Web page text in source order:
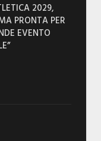
2029,
PRONTA PER
EVENTO